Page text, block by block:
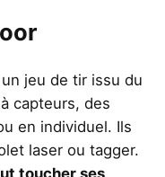
jeu de tir issu du
capteurs, des
en individuel. Ils
laser ou tagger.